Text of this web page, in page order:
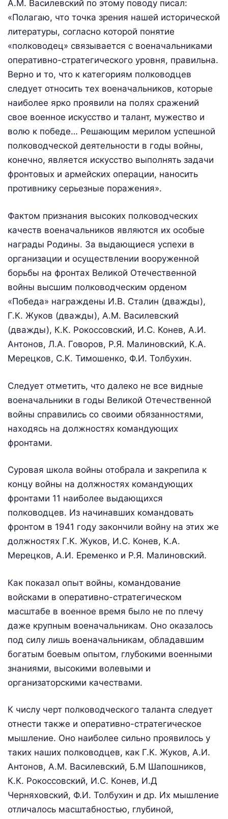
А.М. Василевский по этому поводу писал:
«Полагаю, что точка зрения нашей исторической
литературы, согласно которой понятие
«полководец» связывается с военачальниками
оперативно-стратегического уровня, правильна.
Верно и то, что к категориям полководцев
следует относить тех военачальников, которые
наиболее ярко проявили на полях сражений
свое военное искусство и талант, мужество и
волю к победе… Решающим мерилом успешной
полководческой деятельности в годы войны,
конечно, является искусство выполнять задачи
фронтовых и армейских операции, наносить
противнику серьезные поражения».
Фактом признания высоких полководческих
качеств военачальников являются их особые
награды Родины. За выдающиеся успехи в
организации и осуществлении вооруженной
борьбы на фронтах Великой Отечественной
войны высшим полководческим орденом
«Победа» награждены И.В. Сталин (дважды),
Г.К. Жуков (дважды), A.M. Василевский
(дважды), К.К. Рокоссовский, И.С. Конев, А.И.
Антонов, Л.А. Говоров, Р.Я. Малиновский, К.А.
Мерецков, С.К. Тимошенко, Ф.И. Толбухин.
Следует отметить, что далеко не все видные
военачальники в годы Великой Отечественной
войны справились со своими обязанностями,
находясь на должностях командующих
фронтами.
Суровая школа войны отобрала и закрепила к
концу войны на должностях командующих
фронтами 11 наиболее выдающихся
полководцев. Из начинавших командовать
фронтом в 1941 году закончили войну на этих же
должностях Г.К. Жуков, И.С. Конев, К.А.
Мерецков, А.И. Еременко и Р.Я. Малиновский.
Как показал опыт войны, командование
войсками в оперативно-стратегическом
масштабе в военное время было не по плечу
даже крупным военачальникам. Оно оказалось
под силу лишь военачальникам, обладавшим
богатым боевым опытом, глубокими военными
знаниями, высокими волевыми и
организаторскими качествами.
К числу черт полководческого таланта следует
отнести также и оперативно-стратегическое
мышление. Оно наиболее сильно проявилось у
таких наших полководцев, как Г.К. Жуков, А.И.
Антонов, A.M. Василевский, Б.М Шапошников,
К.К. Рокоссовский, И.С. Конев, И.Д
Черняховский, Ф.И. Толбухин и др. Их мышление
отличалось масштабностью, глубиной,